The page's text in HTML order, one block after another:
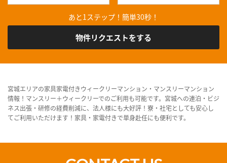
あと1ステップ！簡単30秒！
物件リクエストをする
宮城エリアの家具家電付きウィークリーマンション・マンスリーマンション
情報！マンスリー＋ウィークリーでのご利用も可能です。宮城への連泊・ビジ
ネス出張・研修の経費削減に、法人様にも大好評！寮・社宅としても安心し
てご利用いただけます！家具・家電付きで単身赴任にも便利です。